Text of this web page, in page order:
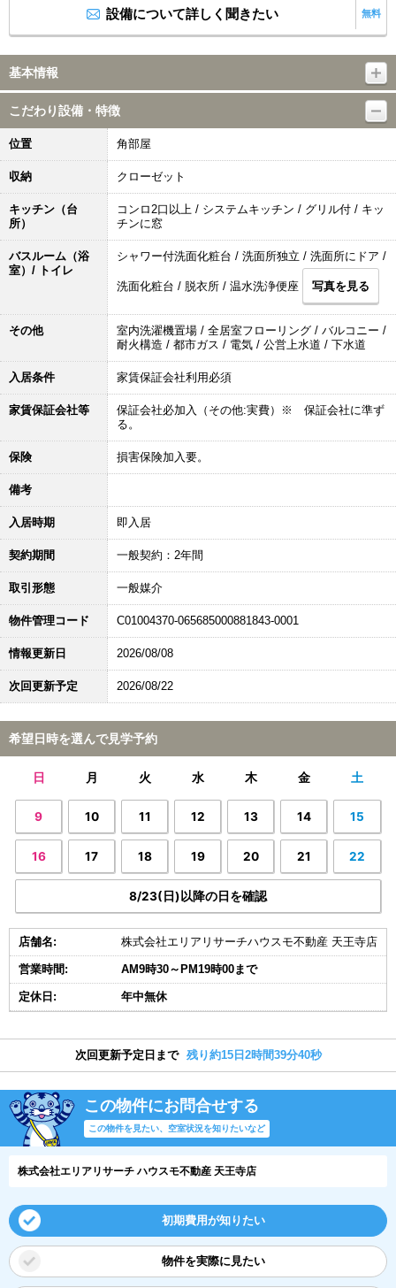
設備について詳しく聞きたい 無料
基本情報
こだわり設備・特徴
位置 角部屋
収納 クローゼット
キッチン（台
所）
コンロ2口以上 / システムキッチン / グリル付 / キッ
チンに窓
バスルーム（浴
室）/ トイレ
シャワー付洗面化粧台 / 洗面所独立 / 洗面所にドア /
洗面化粧台 / 脱衣所 / 温水洗浄便座 写真を見る
その他
室内洗濯機置場 / 全居室フローリング / バルコニー /
耐火構造 / 都市ガス / 電気 / 公営上水道 / 下水道
入居条件 家賃保証会社利用必須
家賃保証会社等
保証会社必加入（その他:実費）※ 保証会社に準ず
る。
保険 損害保険加入要。
備考
入居時期 即入居
契約期間 一般契約：2年間
取引形態 一般媒介
物件管理コード C01004370-065685000881843-0001
情報更新日 2026/08/08
次回更新予定 2026/08/22
希望日時を選んで見学予約
日 月 火 水 木 金 土
9 10 11 12 13 14 15
16 17 18 19 20 21 22
8/23(日)以降の日を確認
店舗名: 株式会社エリアリサーチハウスモ不動産 天王寺店
営業時間: AM9時30～PM19時00まで
定休日: 年中無休
次回更新予定日まで 残り約15日2時間39分40秒
この物件にお問合せする
この物件を見たい、空室状況を知りたいなど
株式会社エリアリサーチ ハウスモ不動産 天王寺店
初期費用が知りたい
物件を実際に見たい